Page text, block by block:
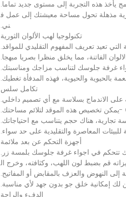
يأخذ هذه التجربة إلى مستوى جديد تماما.
مذهلة تحول مساحة معيشتك إلى عمل ف
ني.
تكنولوجيا لهب الألوان الثورية
التي تعيد تعريف المفهوم التقليدي للمواقد.
الفاتنة، مما يخلق منظرا بصريا مبهجا.
غرفة جلوسك لتناسب مزاجك ومناسبتك.
بالحيوية والحيوية، فهذه المدفأة تغطيك.
تكامل سلس
على الاندماج بسلاسة مع أي تصميم داخلي.
-يمكن تخصيص هذه الموقد لتلائم مساحتك.
تجارية، هناك حجم يتناسب مع احتياجاتك.
للبيئات المعاصرة والتقليدية على حد سواء.
أجهزة التحكم عن بعد ملائمة
تتحكم في اجواء غرفة جلوسك بلمسة زر .
قم بضبط لون اللهب، وكثافته، وخرج ال
إلى النهوض والعزف بالمقابض أو المفاتيح.
لك إمكانية خلق جو بدون جهد لأي مناسبة.
الدفء والراحة